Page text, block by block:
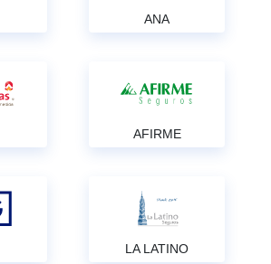
ANA
AFIRME
LA LATINO